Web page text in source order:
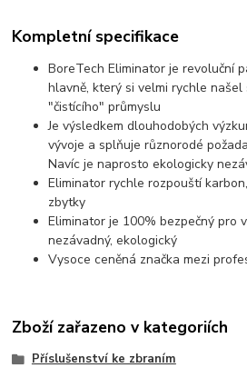
Kompletní specifikace
BoreTech Eliminator je revoluční
hlavně, který si velmi rychle našel
"čistícího" průmyslu
Je výsledkem dlouhodobých
vývoje a splňuje různorodé
Navíc je naprosto ekologicky
Eliminator rychle rozpouští
zbytky
Eliminator je 100% bezpečný pro
nezávadný, ekologický
Vysoce ceněná značka mezi
Zboží zařazeno v kategoriích
Příslušenství ke zbraním